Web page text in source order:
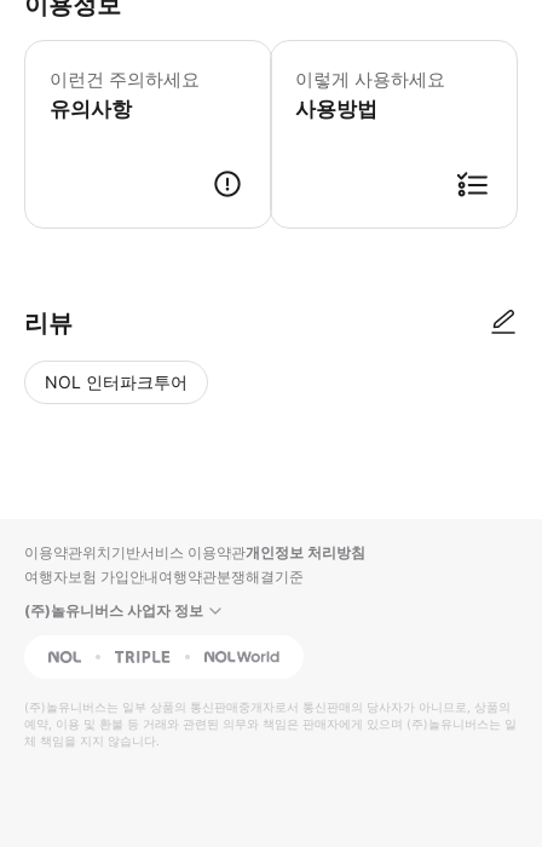
이런건 주의하세요
유의사항
• 2세 미만 어린이는 무료 입장이 가
이렇게 사용하세요
사용방법
리뷰
NOL 인터파크투어
입니
다.
높
은
순
동
영
상
순
상
이용약관위치기반서비스 이용약관개인정보 처리방침
여행자보험 가입안내여행약관분쟁해결기준
(주)놀유니버스 사업자 정보
NOL Triple Interpark Global
(주)놀유니버스는 일부 상품의 통신판매중개자로서 통신판매의 당사자가 아니므로, 상품의
예약, 이용 및 환불 등 거래와 관련된 의무와 책임은 판매자에게 있으며 (주)놀유니버스는 일
체 책임을 지지 않습니다.